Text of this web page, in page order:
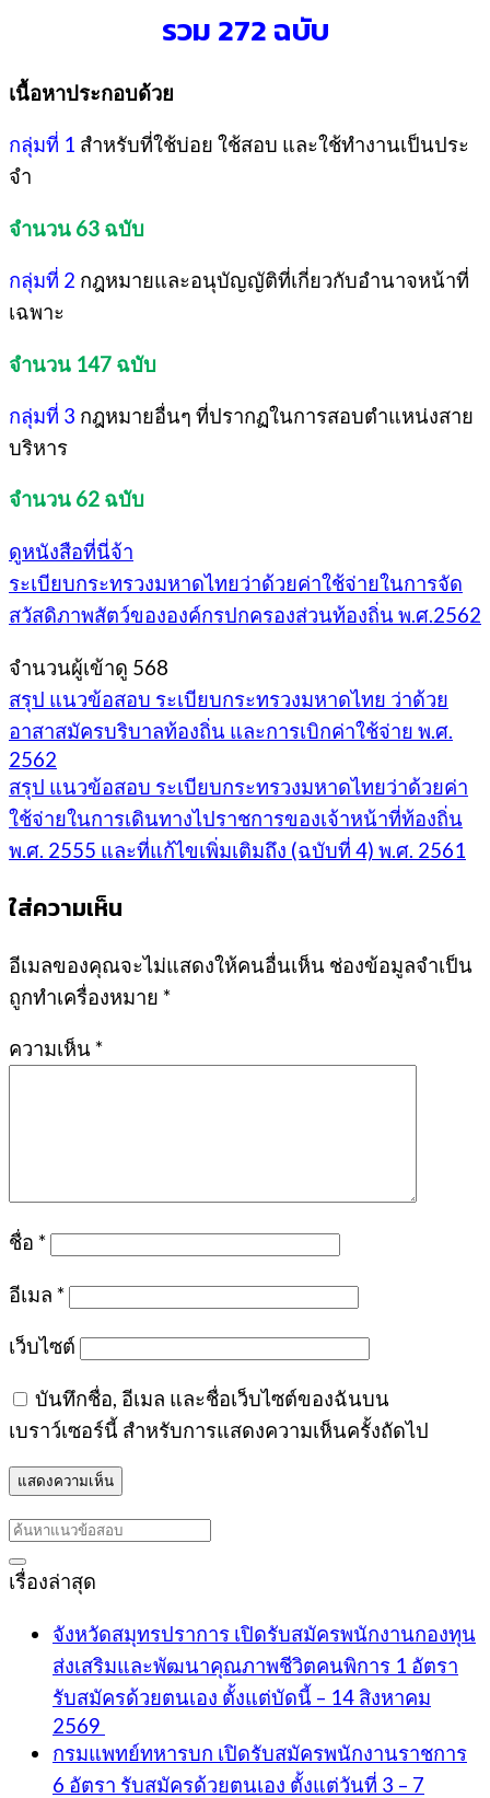
รวม 272 ฉบับ
เนื้อหาประกอบด้วย
กลุ่มที่ 1 สําหรับที่ใช้บ่อย ใช้สอบ และใช้ทํางานเป็นประ
จํา
จํานวน 63 ฉบับ
กลุ่มที่ 2 กฎหมายและอนุบัญญัติที่เกี่ยวกับอํานาจหน้าที่
เฉพาะ
จํานวน 147 ฉบับ
กลุ่มที่ 3 กฎหมายอื่นๆ ที่ปรากฏในการสอบตําแหน่งสาย
บริหาร
จํานวน 62 ฉบับ
ดูหนังสือที่นี่จ้า
ระเบียบกระทรวงมหาดไทยว่าด้วยค่าใช้จ่ายในการจัด
สวัสดิภาพสัตว์ขององค์กรปกครองส่วนท้องถิ่น พ.ศ.2562
จำนวนผู้เข้าดู 568
สรุป แนวข้อสอบ ระเบียบกระทรวงมหาดไทย ว่าด้วย
อาสาสมัครบริบาลท้องถิ่น และการเบิกค่าใช้จ่าย พ.ศ.
2562
สรุป แนวข้อสอบ ระเบียบกระทรวงมหาดไทยว่าด้วยค่า
ใช้จ่ายในการเดินทางไปราชการของเจ้าหน้าที่ท้องถิ่น
พ.ศ. 2555 และที่แก้ไขเพิ่มเติมถึง (ฉบับที่ 4) พ.ศ. 2561
ใส่ความเห็น
อีเมลของคุณจะไม่แสดงให้คนอื่นเห็น ช่องข้อมูลจำเป็น
ถูกทำเครื่องหมาย *
ความเห็น *
ชื่อ *
อีเมล *
เว็บไซต์
บันทึกชื่อ, อีเมล และชื่อเว็บไซต์ของฉันบน
เบราว์เซอร์นี้ สำหรับการแสดงความเห็นครั้งถัดไป
เรื่องล่าสุด
จังหวัดสมุทรปราการ เปิดรับสมัครพนักงานกองทุน
ส่งเสริมและพัฒนาคุณภาพชีวิตคนพิการ 1 อัตรา
รับสมัครด้วยตนเอง ตั้งแต่บัดนี้ – 14 สิงหาคม
2569
กรมแพทย์ทหารบก เปิดรับสมัครพนักงานราชการ
6 อัตรา รับสมัครด้วยตนเอง ตั้งแต่วันที่ 3 – 7